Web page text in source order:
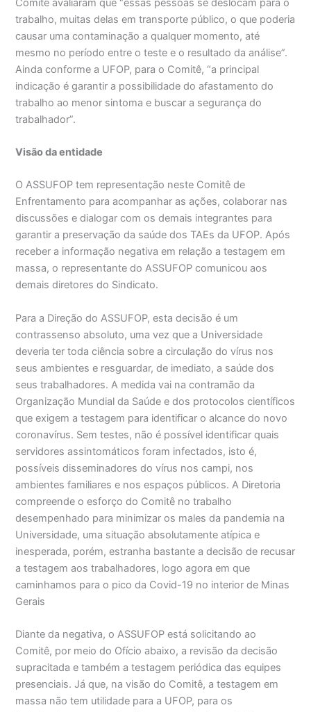
Comitê avaliaram que “essas pessoas se deslocam para o
trabalho, muitas delas em transporte público, o que poderia
causar uma contaminação a qualquer momento, até
mesmo no período entre o teste e o resultado da análise”.
Ainda conforme a UFOP, para o Comitê, “a principal
indicação é garantir a possibilidade do afastamento do
trabalho ao menor sintoma e buscar a segurança do
trabalhador”.
Visão da entidade
O ASSUFOP tem representação neste Comitê de
Enfrentamento para acompanhar as ações, colaborar nas
discussões e dialogar com os demais integrantes para
garantir a preservação da saúde dos TAEs da UFOP. Após
receber a informação negativa em relação a testagem em
massa, o representante do ASSUFOP comunicou aos
demais diretores do Sindicato.
Para a Direção do ASSUFOP, esta decisão é um
contrassenso absoluto, uma vez que a Universidade
deveria ter toda ciência sobre a circulação do vírus nos
seus ambientes e resguardar, de imediato, a saúde dos
seus trabalhadores. A medida vai na contramão da
Organização Mundial da Saúde e dos protocolos científicos
que exigem a testagem para identificar o alcance do novo
coronavírus. Sem testes, não é possível identificar quais
servidores assintomáticos foram infectados, isto é,
possíveis disseminadores do vírus nos campi, nos
ambientes familiares e nos espaços públicos. A Diretoria
compreende o esforço do Comitê no trabalho
desempenhado para minimizar os males da pandemia na
Universidade, uma situação absolutamente atípica e
inesperada, porém, estranha bastante a decisão de recusar
a testagem aos trabalhadores, logo agora em que
caminhamos para o pico da Covid-19 no interior de Minas
Gerais
Diante da negativa, o ASSUFOP está solicitando ao
Comitê, por meio do Ofício abaixo, a revisão da decisão
supracitada e também a testagem periódica das equipes
presenciais. Já que, na visão do Comitê, a testagem em
massa não tem utilidade para a UFOP, para os